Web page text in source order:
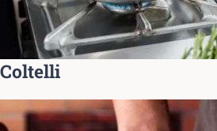
Coltelli